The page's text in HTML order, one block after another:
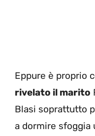
Eppure è proprio
rivelato il marito
Blasi soprattutto
a dormire sfoggia